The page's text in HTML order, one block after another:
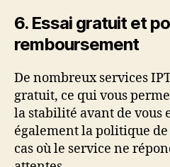
6. Essai gratuit et
remboursement
De nombreux services
gratuit, ce qui vous
la stabilité avant de vous
également la politique
cas où le service ne